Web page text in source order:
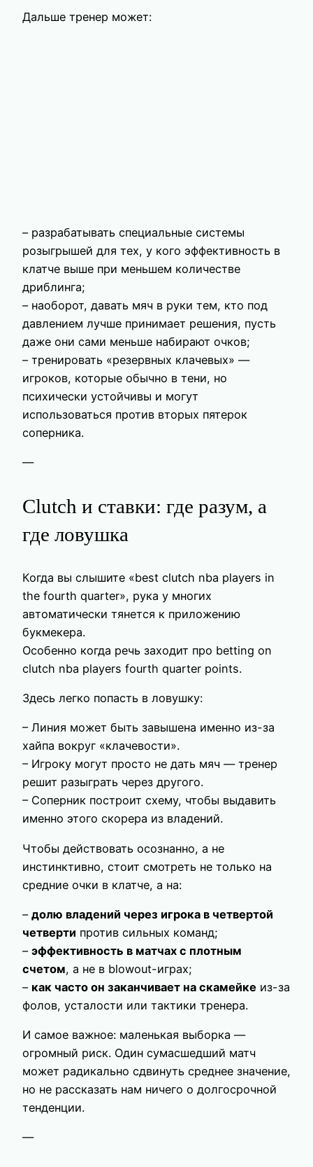
Дальше тренер может:
– разрабатывать специальные системы
розыгрышей для тех, у кого эффективность в
клатче выше при меньшем количестве
дриблинга;
– наоборот, давать мяч в руки тем, кто под
давлением лучше принимает решения, пусть
даже они сами меньше набирают очков;
– тренировать «резервных клачевых» —
игроков, которые обычно в тени, но
психически устойчивы и могут
использоваться против вторых пятерок
соперника.
—
Clutch и ставки: где разум, а
где ловушка
Когда вы слышите «best clutch nba players in
the fourth quarter», рука у многих
автоматически тянется к приложению
букмекера.
Особенно когда речь заходит про betting on
clutch nba players fourth quarter points.
Здесь легко попасть в ловушку:
– Линия может быть завышена именно из-за
хайпа вокруг «клачевости».
– Игроку могут просто не дать мяч — тренер
решит разыграть через другого.
– Соперник построит схему, чтобы выдавить
именно этого скорера из владений.
Чтобы действовать осознанно, а не
инстинктивно, стоит смотреть не только на
средние очки в клатче, а на:
– долю владений через игрока в четвертой
четверти против сильных команд;
– эффективность в матчах с плотным
счетом, а не в blowout-играх;
– как часто он заканчивает на скамейке из-за
фолов, усталости или тактики тренера.
И самое важное: маленькая выборка —
огромный риск. Один сумасшедший матч
может радикально сдвинуть среднее значение,
но не рассказать нам ничего о долгосрочной
тенденции.
—